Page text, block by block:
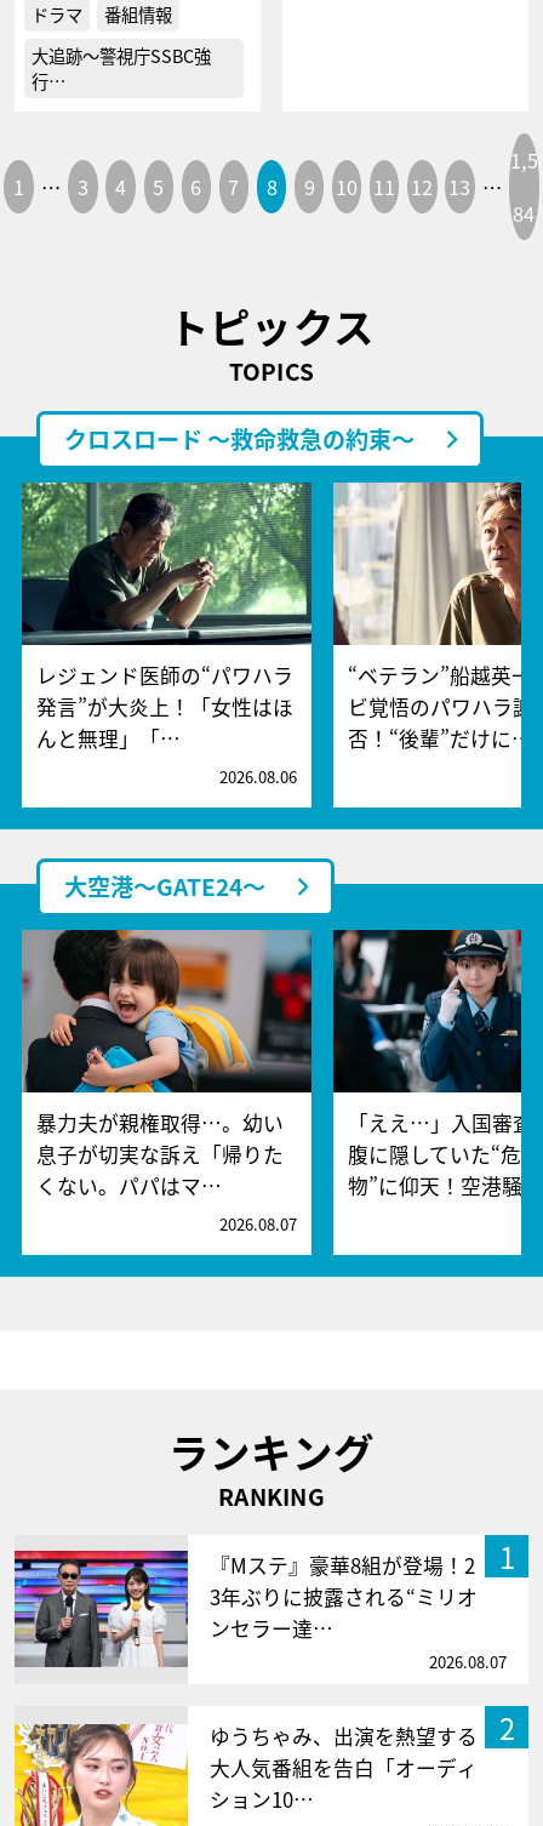
ドラマ
番組情報
大追跡～警視庁SSBC強
行…
1 … 3 4 5 6 7 8 9 10 11 12 13 …
1,5
84
トピックス
TOPICS
クロスロード ～救命救急の約束～
レジェンド医師の“パワハラ
発言”が大炎上！「女性はほ
んと無理」「…
2026.08.06
“ベテラン”船越英一
ビ覚悟のパワハラ謝
否！“後輩”だけに…
大空港～GATE24～
暴力夫が親権取得…。幼い
息子が切実な訴え「帰りた
くない。パパはマ…
2026.08.07
「ええ…」入国審査
腹に隠していた“危
物”に仰天！空港騒
ランキング
RANKING
1
『Mステ』豪華8組が登場！2
3年ぶりに披露される“ミリオ
ンセラー達…
2026.08.07
2
ゆうちゃみ、出演を熱望する
大人気番組を告白「オーディ
ション10…